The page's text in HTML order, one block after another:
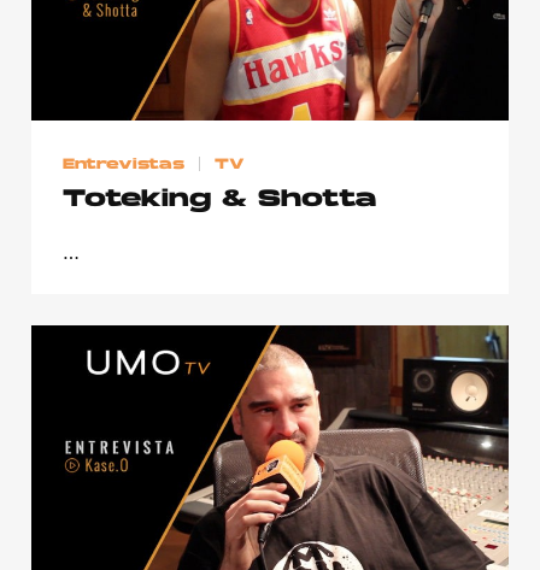
Entrevistas TV
Toteking & Shotta
…